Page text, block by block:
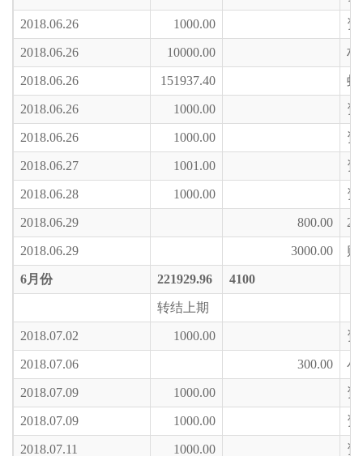
2018.06.26 1000.00 资
2018.06.26 10000.00 村
2018.06.26 151937.40 蚂
2018.06.26 1000.00 资
2018.06.26 1000.00 资
2018.06.27 1001.00 资
2018.06.28 1000.00 资
2018.06.29 800.00 2
2018.06.29 3000.00 购
6月份 221929.96 4100
转结上期
2018.07.02 1000.00 资
2018.07.06 300.00 小
2018.07.09 1000.00 资
2018.07.09 1000.00 资
2018.07.11 1000.00 资